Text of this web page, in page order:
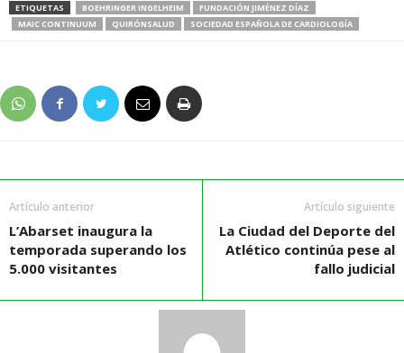
ETIQUETAS BOEHRINGER INGELHEIM
FUNDACIÓN JIMÉNEZ DÍAZ
MAIC CONTINUUM
QUIRÓNSALUD SOCIEDAD ESPAÑOLA DE CARDIOLOGÍA
Artículo anterior
L’Abarset inaugura la
temporada superando los
5.000 visitantes
Artículo siguiente
La Ciudad del Deporte del
Atlético continúa pese al
fallo judicial